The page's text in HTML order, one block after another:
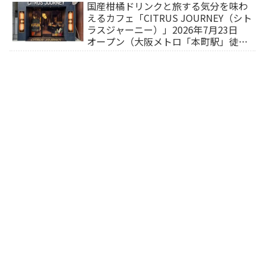
国産柑橘ドリンクと旅する気分を味わ
えるカフェ「CITRUS JOURNEY（シト
ラスジャーニー）」2026年7月23日
オープン（大阪メトロ「本町駅」徒歩